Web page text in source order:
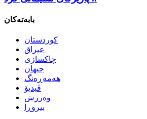
بابەتەکان
كوردستان
عیراق
چاكسازی
جیهان
هەمەڕەنگ
ڤیدیۆ
وەرزش
بیروڕا